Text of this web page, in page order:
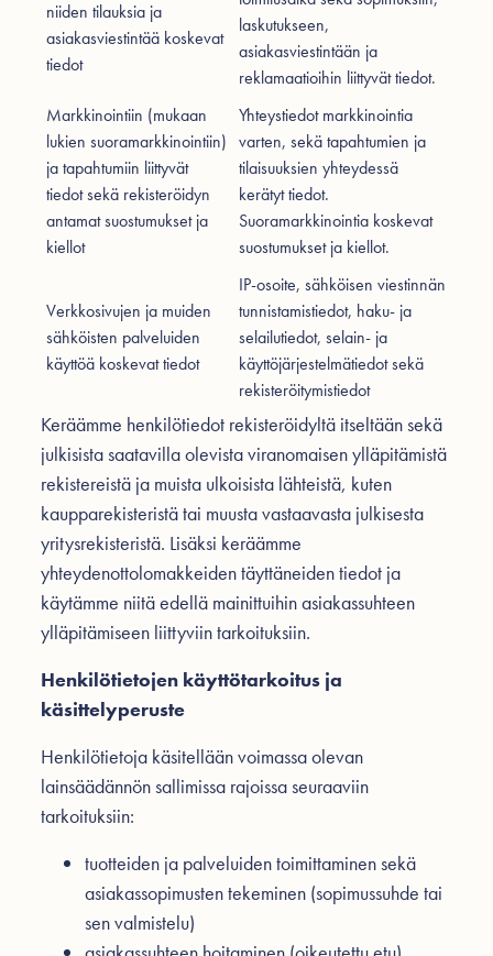
niiden tilauksia ja
asiakasviestintää koskevat
tiedot
laskutukseen,
asiakasviestintään ja
reklamaatioihin liittyvät tiedot.
Markkinointiin (mukaan
lukien suoramarkkinointiin)
ja tapahtumiin liittyvät
tiedot sekä rekisteröidyn
antamat suostumukset ja
kiellot
Yhteystiedot markkinointia
varten, sekä tapahtumien ja
tilaisuuksien yhteydessä
kerätyt tiedot.
Suoramarkkinointia koskevat
suostumukset ja kiellot.
Verkkosivujen ja muiden
sähköisten palveluiden
käyttöä koskevat tiedot
IP-osoite, sähköisen viestinnän
tunnistamistiedot, haku- ja
selailutiedot, selain- ja
käyttöjärjestelmätiedot sekä
rekisteröitymistiedot
Keräämme henkilötiedot rekisteröidyltä itseltään sekä
julkisista saatavilla olevista viranomaisen ylläpitämistä
rekistereistä ja muista ulkoisista lähteistä, kuten
kaupparekisteristä tai muusta vastaavasta julkisesta
yritysrekisteristä. Lisäksi keräämme
yhteydenottolomakkeiden täyttäneiden tiedot ja
käytämme niitä edellä mainittuihin asiakassuhteen
ylläpitämiseen liittyviin tarkoituksiin.
Henkilötietojen käyttötarkoitus ja
käsittelyperuste
Henkilötietoja käsitellään voimassa olevan
lainsäädännön sallimissa rajoissa seuraaviin
tarkoituksiin:
tuotteiden ja palveluiden toimittaminen sekä
asiakassopimusten tekeminen (sopimussuhde tai
sen valmistelu)